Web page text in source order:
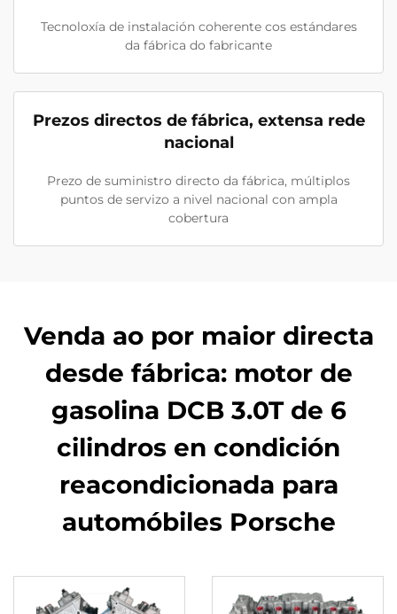
Tecnoloxía de instalación coherente cos estándares
da fábrica do fabricante
Prezos directos de fábrica, extensa rede
nacional
Prezo de suministro directo da fábrica, múltiplos
puntos de servizo a nivel nacional con ampla
cobertura
Venda ao por maior directa
desde fábrica: motor de
gasolina DCB 3.0T de 6
cilindros en condición
reacondicionada para
automóbiles Porsche